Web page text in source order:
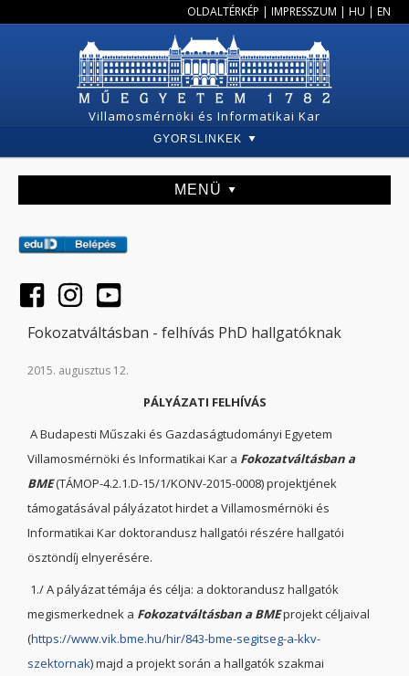
OLDALTÉRKÉP | IMPRESSZUM | HU | EN
Villamosmérnöki és Informatikai Kar
GYORSLINKEK
MENÜ
Fokozatváltásban - felhívás PhD hallgatóknak
2015. augusztus 12.
PÁLYÁZATI FELHÍVÁS
A Budapesti Műszaki és Gazdaságtudományi Egyetem
Villamosmérnöki és Informatikai Kar a Fokozatváltásban a
BME(TÁMOP-4.2.1.D-15/1/KONV-2015-0008) projektjének
támogatásával pályázatot hirdet a Villamosmérnöki és
Informatikai Kar doktorandusz hallgatói részére hallgatói
ösztöndíj elnyerésére.
1./ A pályázat témája és célja: a doktorandusz hallgatók
megismerkednek a Fokozatváltásban a BMEprojekt céljaival
(https://www.vik.bme.hu/hir/843-bme-segitseg-a-kkv-
szektornak) majd a projekt során a hallgatók szakmai